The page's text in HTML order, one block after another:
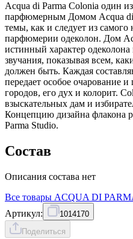
Acqua di Parma Colonia один
парфюмерным Домом Acqua di
темы, как и следует из самого
парфюмерии одеколон. Дом
истинный характер одеколона
звучания, показывая всем,
должен быть. Каждая
передает особое очарование
городов, его дух и колорит.
взыскательных дам и
Концепцию дизайна флакона
Parma Studio.
Состав
Описания состава нет
Все товары ACQUA DI
Артикул:
1014170
Поделиться